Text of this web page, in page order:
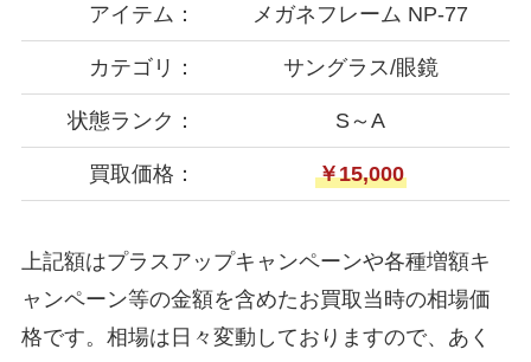
アイテム： メガネフレーム NP-77
カテゴリ： サングラス/眼鏡
状態ランク： S～A
買取価格： ￥15,000
上記額はプラスアップキャンペーンや各種増額キ
ャンペーン等の金額を含めたお買取当時の相場価
格です。相場は日々変動しておりますので、あく